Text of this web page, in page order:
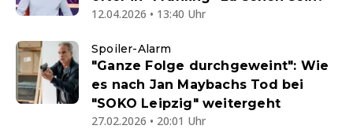
12.04.2026 • 13:40 Uhr
Spoiler-Alarm
"Ganze Folge durchgeweint": Wie
es nach Jan Maybachs Tod bei
"SOKO Leipzig" weitergeht
27.02.2026 • 20:01 Uhr